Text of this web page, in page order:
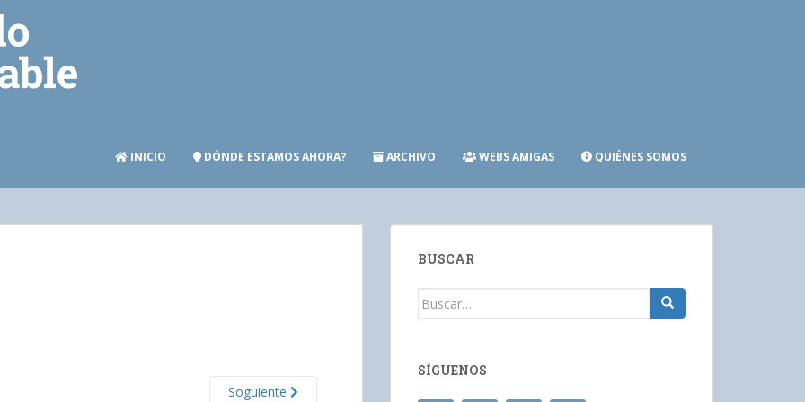
INICIO DÓNDE ESTAMOS AHORA? ARCHIVO WEBS AMIGAS QUIÉNES SOMOS
Soguiente
BUSCAR
Buscar:
SÍGUENOS